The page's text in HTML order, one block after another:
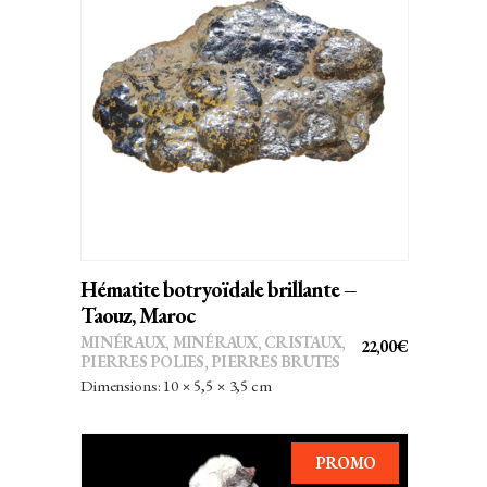
AJOUTER AU PANIER
Hématite botryoïdale brillante –
Taouz, Maroc
22,00€
MINÉRAUX, MINÉRAUX, CRISTAUX,
PIERRES POLIES, PIERRES BRUTES
Dimensions: 10 × 5,5 × 3,5 cm
PROMO